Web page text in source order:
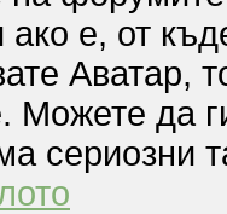
е, от
Аватар,
Можете да
сериозни